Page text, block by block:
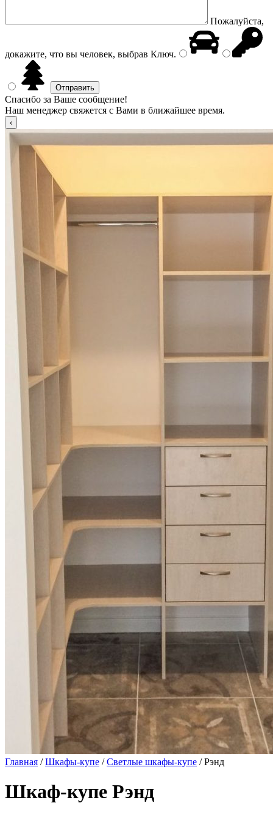
Пожалуйста,
докажите, что вы человек, выбрав Ключ.
Спасибо за Ваше сообщение!
Наш менеджер свяжется с Вами в ближайшее время.
Главная /Шкафы-купе /Светлые шкафы-купе / Рэнд
Шкаф-купе Рэнд